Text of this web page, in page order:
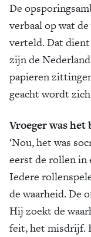
De
verbaal op wat
verteld. Dat
zijn de
papieren
geacht wordt
Vroeger was het
‘Nou, het was
eerst de rollen in
Iedere
de waarheid. De
Hij zoekt de
feit, het misdrijf.